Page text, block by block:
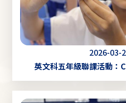
2026-03-
英文科五年級聯課活動